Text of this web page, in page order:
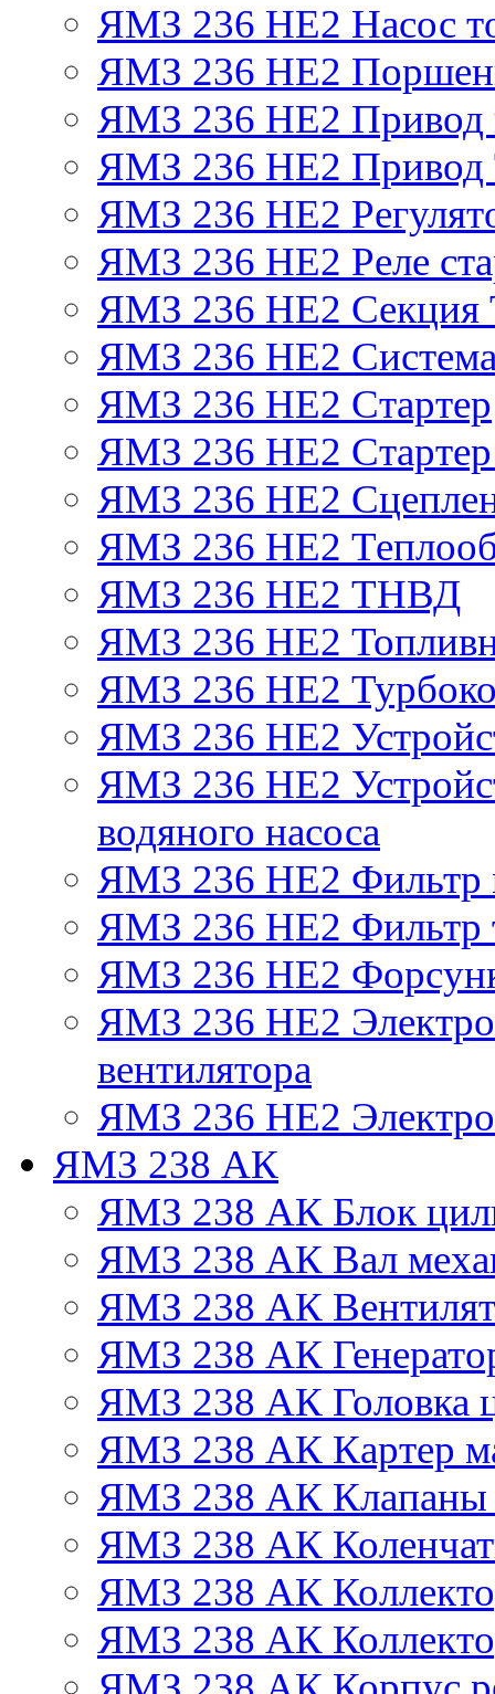
ЯМЗ 236 НЕ2 Насос
ЯМЗ 236 НЕ2
ЯМЗ 236 НЕ2 Привод
ЯМЗ 236 НЕ2
ЯМЗ 236 НЕ2
ЯМЗ 236 НЕ2 Реле
ЯМЗ 236 НЕ2
ЯМЗ 236 НЕ2
ЯМЗ 236 НЕ2 Стартер
ЯМЗ 236 НЕ2 Стартер
ЯМЗ 236 НЕ2
ЯМЗ 236 НЕ2
ЯМЗ 236 НЕ2 ТНВД
ЯМЗ 236 НЕ2
ЯМЗ 236 НЕ2
ЯМЗ 236 НЕ2
ЯМЗ 236 НЕ2
водяного насоса
ЯМЗ 236 НЕ2 Фильтр
ЯМЗ 236 НЕ2 Фильтр
ЯМЗ 236 НЕ2
ЯМЗ 236 НЕ2
вентилятора
ЯМЗ 236 НЕ2
ЯМЗ 238 АК
ЯМЗ 238 АК Блок
ЯМЗ 238 АК Вал
ЯМЗ 238 АК
ЯМЗ 238 АК
ЯМЗ 238 АК Головка
ЯМЗ 238 АК Картер
ЯМЗ 238 АК Клапаны
ЯМЗ 238 АК
ЯМЗ 238 АК
ЯМЗ 238 АК